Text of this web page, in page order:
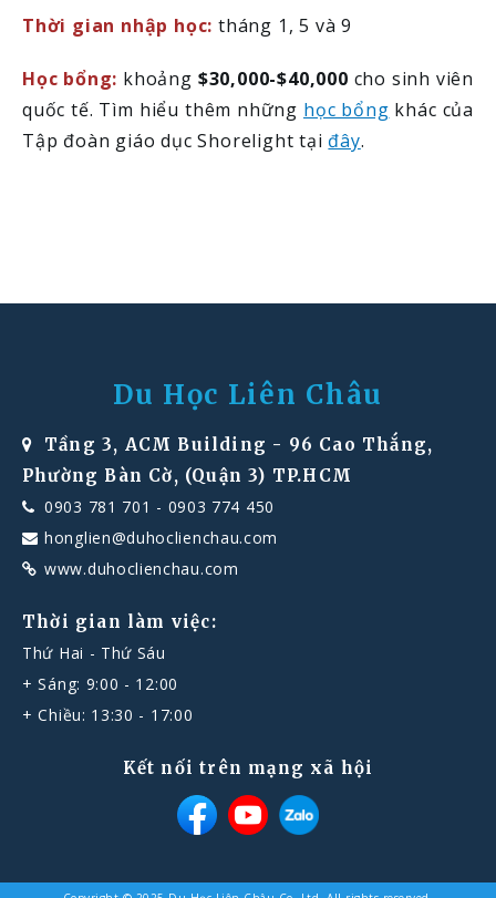
Thời gian nhập học: tháng 1, 5 và 9
Học bổng: khoảng $30,000-$40,000 cho sinh viên
quốc tế. Tìm hiểu thêm những học bổng khác của
Tập đoàn giáo dục Shorelight tại đây.
Du Học Liên Châu
Tầng 3, ACM Building - 96 Cao Thắng,
Phường Bàn Cờ, (Quận 3) TP.HCM
0903 781 701 - 0903 774 450
honglien@duhoclienchau.com
www.duhoclienchau.com
Thời gian làm việc:
Thứ Hai - Thứ Sáu
+ Sáng: 9:00 - 12:00
+ Chiều: 13:30 - 17:00
Kết nối trên mạng xã hội